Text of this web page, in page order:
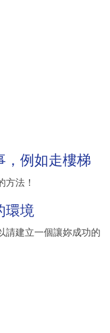
，例如走樓梯
方法！
環境
請建立一個讓妳成功的